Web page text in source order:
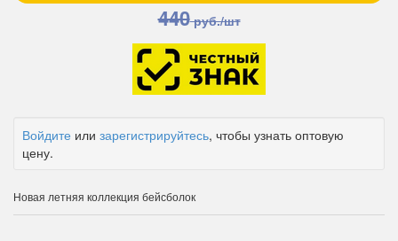
440руб./шт
Войдите или зарегистрируйтесь, чтобы узнать оптовую
цену.
Новая летняя коллекция бейсболок